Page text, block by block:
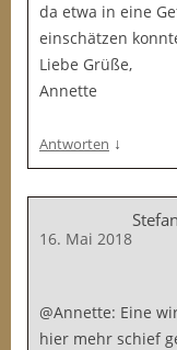
da etwa in eine
einschätzen
Liebe Grüße,
Annette
Antworten ↓
16. Mai 2018
@Annette: Eine
hier mehr schief